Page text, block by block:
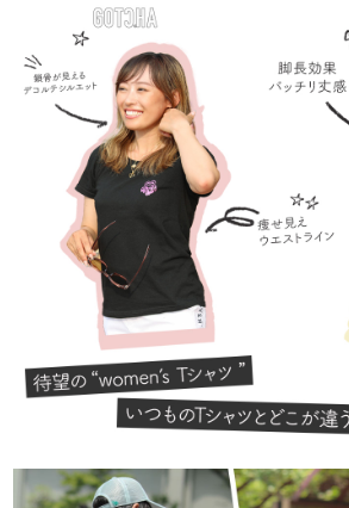
カテゴリ
サイズ
S
XL
XXL
29inc
30inc
34inc
36inc
40inc
カラー